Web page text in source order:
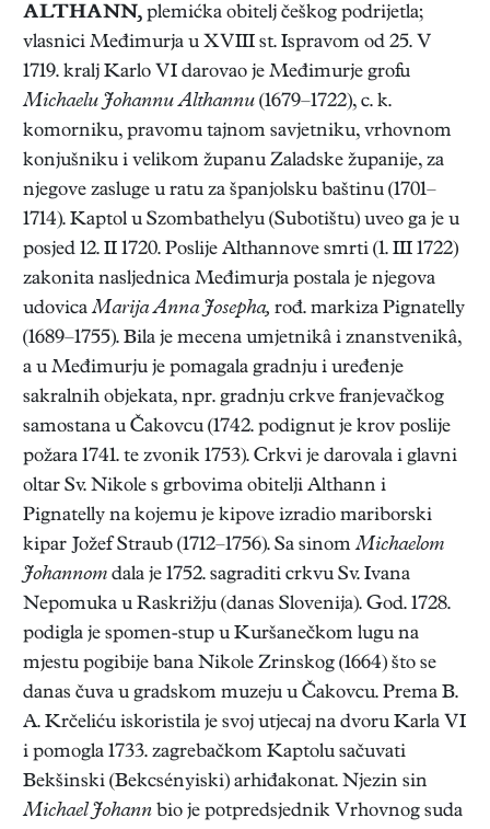
ALTHANN, plemićka obitelj češkog podrijetla;
vlasnici Međimurja u XVIII st. Ispravom od 25. V
1719. kralj Karlo VI darovao je Međimurje grofu
Michaelu Johannu Althannu (1679–1722), c. k.
komorniku, pravomu tajnom savjetniku, vrhovnom
konjušniku i velikom županu Zaladske županije, za
njegove zasluge u ratu za španjolsku baštinu (1701–
1714). Kaptol u Szombathelyu (Subotištu) uveo ga je u
posjed 12. II 1720. Poslije Althannove smrti (1. III 1722)
zakonita nasljednica Međimurja postala je njegova
udovicaMarija Anna Josepha, rođ. markiza Pignatelly
(1689–1755). Bila je mecena umjetnikâ i znanstvenikâ,
a u Međimurju je pomagala gradnju i uređenje
sakralnih objekata, npr. gradnju crkve franjevačkog
samostana u Čakovcu (1742. podignut je krov poslije
požara 1741. te zvonik 1753). Crkvi je darovala i glavni
oltar Sv. Nikole s grbovima obitelji Althann i
Pignatelly na kojemu je kipove izradio mariborski
kipar Jožef Straub (1712–1756). Sa sinomMichaelom
Johannom dala je 1752. sagraditi crkvu Sv. Ivana
Nepomuka u Raskrižju (danas Slovenija). God. 1728.
podigla je spomen-stup u Kuršanečkom lugu na
mjestu pogibije bana Nikole Zrinskog (1664) što se
danas čuva u gradskom muzeju u Čakovcu. Prema B.
A. Krčeliću iskoristila je svoj utjecaj na dvoru Karla VI
i pomogla 1733. zagrebačkom Kaptolu sačuvati
Bekšinski (Bekcsényiski) arhiđakonat. Njezin sin
Michael Johann bio je potpredsjednik Vrhovnog suda